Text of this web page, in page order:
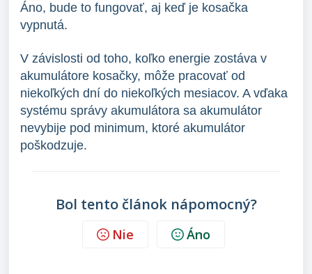
Áno, bude to fungovať, aj keď je kosačka
vypnutá.
V závislosti od toho, koľko energie zostáva v
akumulátore kosačky, môže pracovať od
niekoľkých dní do niekoľkých mesiacov. A vďaka
systému správy akumulátora sa akumulátor
nevybije pod minimum, ktoré akumulátor
poškodzuje.
Bol tento článok nápomocný?
Nie Áno